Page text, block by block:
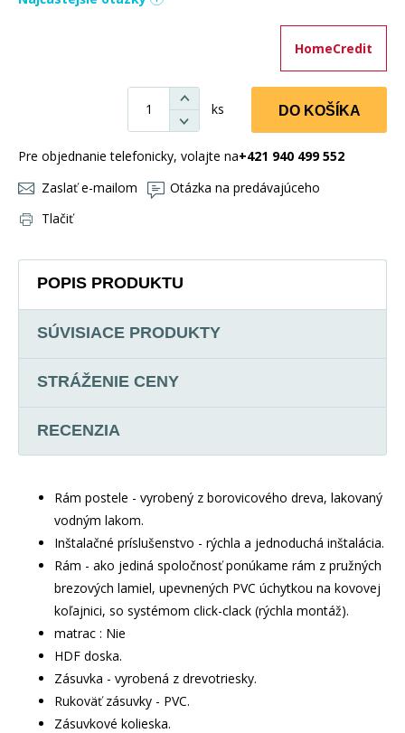
HomeCredit
ks DO KOŠÍKA
Pre objednanie telefonicky, volajte na+421 940 499 552
Zaslať e-mailom
Otázka na predávajúceho
Tlačiť
POPIS PRODUKTU
SÚVISIACE PRODUKTY
STRÁŽENIE CENY
RECENZIA
Rám postele - vyrobený z borovicového dreva, lakovaný
vodným lakom.
Inštalačné príslušenstvo - rýchla a jednoduchá inštalácia.
Rám - ako jediná spoločnosť ponúkame rám z pružných
brezových lamiel, upevnených PVC úchytkou na kovovej
koľajnici, so systémom click-clack (rýchla montáž).
matrac : Nie
HDF doska.
Zásuvka - vyrobená z drevotriesky.
Rukoväť zásuvky - PVC.
Zásuvkové kolieska.